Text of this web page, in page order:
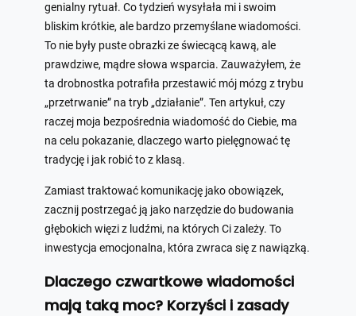
genialny rytuał. Co tydzień wysyłała mi i swoim
bliskim krótkie, ale bardzo przemyślane wiadomości.
To nie były puste obrazki ze świecącą kawą, ale
prawdziwe, mądre słowa wsparcia. Zauważyłem, że
ta drobnostka potrafiła przestawić mój mózg z trybu
„przetrwanie” na tryb „działanie”. Ten artykuł, czy
raczej moja bezpośrednia wiadomość do Ciebie, ma
na celu pokazanie, dlaczego warto pielęgnować tę
tradycję i jak robić to z klasą.
Zamiast traktować komunikację jako obowiązek,
zacznij postrzegać ją jako narzędzie do budowania
głębokich więzi z ludźmi, na których Ci zależy. To
inwestycja emocjonalna, która zwraca się z nawiązką.
Dlaczego czwartkowe wiadomości
mają taką moc? Korzyści i zasady